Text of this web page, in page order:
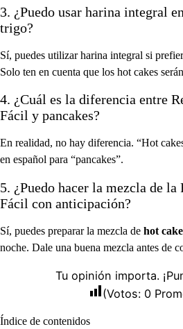
3. ¿Puedo usar harina integral
trigo?
Sí, puedes utilizar harina integral si
Solo ten en cuenta que los hot cakes
4. ¿Cuál es la diferencia entre
Fácil y pancakes?
En realidad, no hay diferencia. “Hot
en español para “pancakes”.
5. ¿Puedo hacer la mezcla de la
Fácil con anticipación?
Sí, puedes preparar la mezcla de hot cake
noche. Dale una buena mezcla antes de
Tu opinión importa.
(Votos: 0
Índice de contenidos